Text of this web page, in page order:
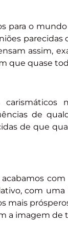
para o
parecidas
assim,
que quase
carismáticos
de
de que
acabamos
com
mais
a imagem de